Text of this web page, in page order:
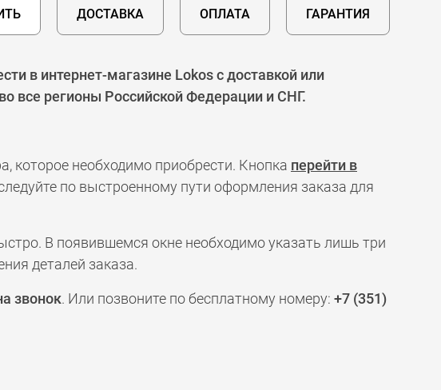
ДОСТАВКА ОПЛАТА ГАРАНТИЯ
в интернет-магазине Lokos с доставкой или
все регионы Российской Федерации и СНГ.
которое необходимо приобрести. Кнопка перейти в
по выстроенному пути оформления заказа для
В появившемся окне необходимо указать лишь три
деталей заказа.
звонок. Или позвоните по бесплатному номеру: +7 (351)